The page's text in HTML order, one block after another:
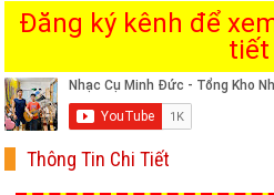
Đăng ký kênh để
tiết
Thông Tin Chi Tiết